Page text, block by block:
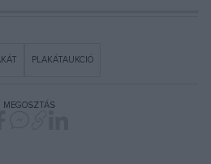
PLAKÁTAUKCIÓ
MEGOSZTÁS